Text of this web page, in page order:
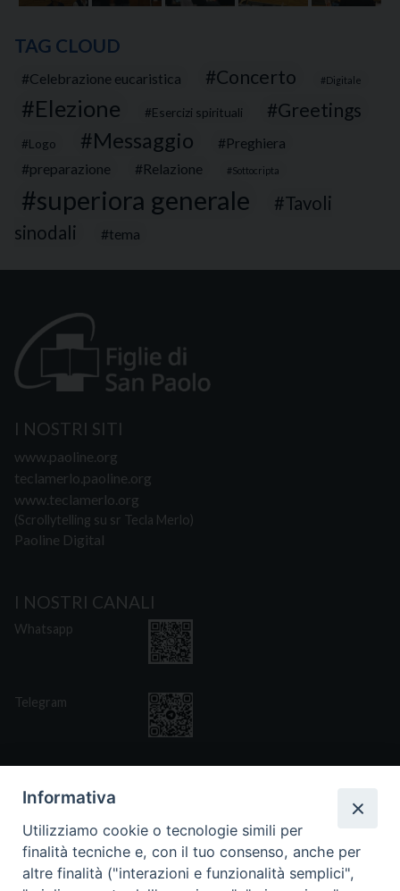
TAG CLOUD
Celebrazione eucaristica Concerto Digitale
Elezione Esercizi spirituali Greetings
Logo Messaggio
Preghiera
preparazione
Relazione Sottocripta
superiora generale
Tavoli
sinodali
tema
I NOSTRI SITI
www.paoline.org
teclamerlo.paoline.org
www.teclamerlo.org
(Scrollytelling su sr Tecla Merlo)
Paoline Digital
I NOSTRI CANALI
Whatsapp
Telegram
CONTATTI
Via San Giovanni Eudes 25, Roma
Informativa
Utilizziamo cookie o tecnologie simili per
finalità tecniche e, con il tuo consenso, anche per
altre finalità ("interazioni e funzionalità semplici",